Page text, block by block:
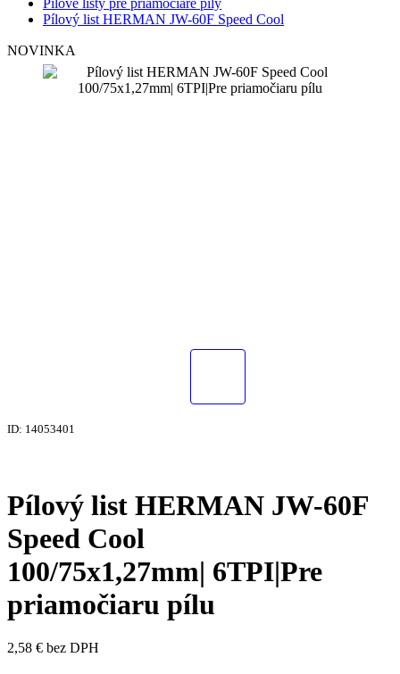
Pílové listy pre priamočiare píly
Pílový list HERMAN JW-60F Speed Cool
NOVINKA
ID: 14053401
Pílový list HERMAN JW-60F
Speed Cool
100/75x1,27mm| 6TPI|Pre
priamočiaru pílu
2,58 € bez DPH